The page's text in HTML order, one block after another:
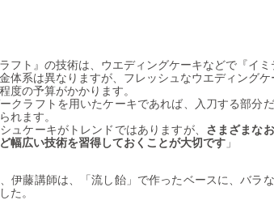
ラフト』の技術は、ウエディングケーキなどで『イ
体系は異なりますが、フレッシュなウエディング
度の予算がかかります。
クラフトを用いたケーキであれば、入刀する部分
れます。
ュケーキがトレンドではありますが、 さまざまな
幅広い技術を習得しておくことが大切です 」
伊藤講師は、「流し飴」で作ったベースに、バラ
た。